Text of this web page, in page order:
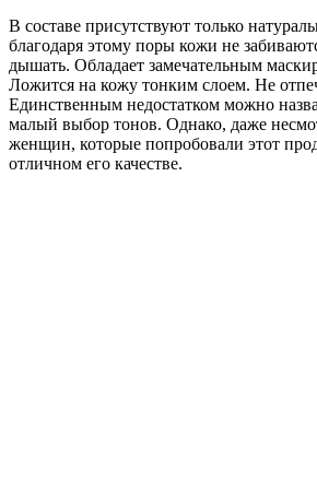
В составе присутствуют только
благодаря этому поры кожи не
дышать. Обладает замечательным
Ложится на кожу тонким слоем. Не
Единственным недостатком можно
малый выбор тонов. Однако, даже
женщин, которые попробовали этот
отличном его качестве.